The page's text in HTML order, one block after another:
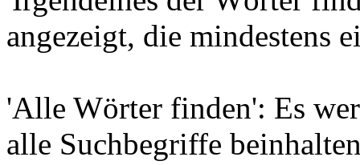
angezeigt, die mindestens
'Alle Wörter finden': Es
alle Suchbegriffe